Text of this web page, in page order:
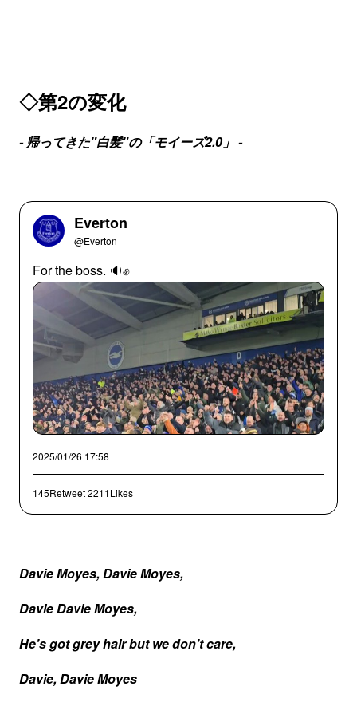
◇第2の変化
-帰ってきた"白髪"の「モイーズ2.0」 -
Everton
@Everton
For the boss. 🔉✊️
2025/01/26 17:58
145Retweet2211Likes
DavieMoyes,DavieMoyes,
Davie Davie Moyes,
He's got grey hair but we don't care,
Davie, Davie Moyes